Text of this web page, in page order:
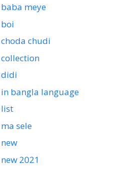
meye
chudi
didi
bangla language
sele
2021